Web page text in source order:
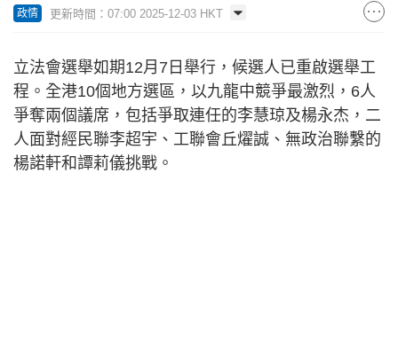
政情 更新時間：07:00 2025-12-03 HKT
立法會選舉如期12月7日舉行，候選人已重啟選舉工
程。全港10個地方選區，以九龍中競爭最激烈，6人
爭奪兩個議席，包括爭取連任的李慧琼及楊永杰，二
人面對經民聯李超宇、工聯會丘燿誠、無政治聯繫的
楊諾軒和譚莉儀挑戰。